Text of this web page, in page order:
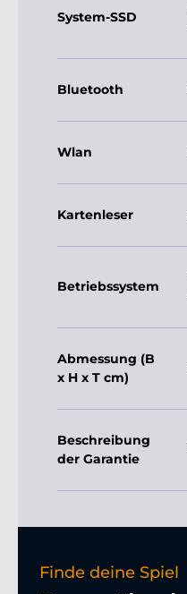
System-SSD
Bluetooth
Wlan
Kartenleser
Betriebssystem
Abmessung (B
x H x T cm)
Beschreibung
der Garantie
Finde deine Spiel